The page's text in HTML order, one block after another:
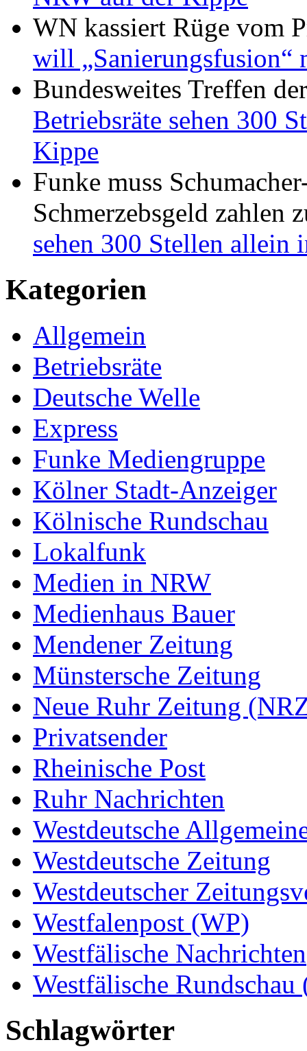
WN kassiert Rüge vom
will „Sanierungsfusion“
Bundesweites Treffen
Betriebsräte sehen 300
Kippe
Funke muss
Schmerzebsgeld zahlen
sehen 300 Stellen allein
Kategorien
Allgemein
Betriebsräte
Deutsche Welle
Express
Funke Mediengruppe
Kölner Stadt-Anzeiger
Kölnische Rundschau
Lokalfunk
Medien in NRW
Medienhaus Bauer
Mendener Zeitung
Münstersche Zeitung
Neue Ruhr Zeitung
Privatsender
Rheinische Post
Ruhr Nachrichten
Westdeutsche
Westdeutsche Zeitung
Westdeutscher
Westfalenpost (WP)
Westfälische Nachrichten
Westfälische Rundschau
Schlagwörter